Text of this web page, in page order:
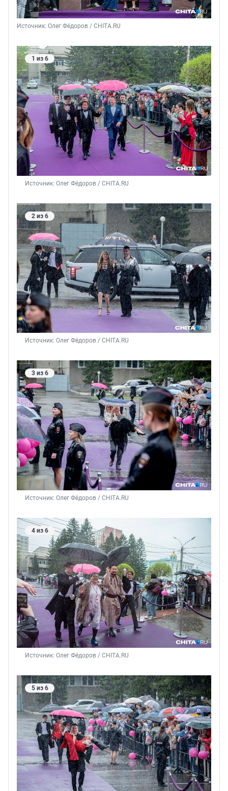
Источник: Олег Фёдоров / CHITA.RU
1 из 6
Источник: Олег Фёдоров / CHITA.RU
2 из 6
Источник: Олег Фёдоров / CHITA.RU
3 из 6
Источник: Олег Фёдоров / CHITA.RU
4 из 6
Источник: Олег Фёдоров / CHITA.RU
5 из 6